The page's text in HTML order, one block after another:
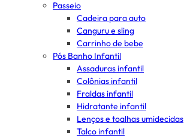
Passeio
Cadeira para auto
Canguru e sling
Carrinho de bebe
Pós Banho Infantil
Assaduras infantil
Colônias infantil
Fraldas infantil
Hidratante infantil
Lenços e toalhas umidecidas
Talco infantil